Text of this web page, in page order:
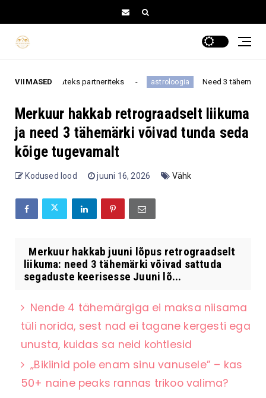
VIIMASED
partneriteks astroloogia Need 3 tähemärki muretsevad
Merkuur hakkab retrograadselt liikuma
ja need 3 tähemärki võivad tunda seda
kõige tugevamalt
Kodused lood juuni 16, 2026 Vähk
Merkuur hakkab juuni lõpus retrograadselt
liikuma: need 3 tähemärki võivad sattuda
segaduste keerisesse Juuni lõ...
Nende 4 tähemärgiga ei maksa niisama
tüli norida, sest nad ei tagane kergesti ega
unusta, kuidas sa neid kohtlesid
„Bikiinid pole enam sinu vanusele” – kas
50+ naine peaks rannas trikoo valima?